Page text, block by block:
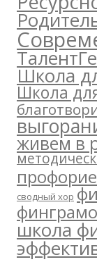
Школа
Школа
живем в
сводный хор
школа